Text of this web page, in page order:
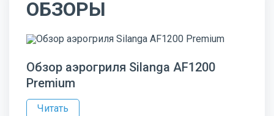
ОБЗОРЫ
Обзор аэрогриля Silanga AF1200
Premium
Читать